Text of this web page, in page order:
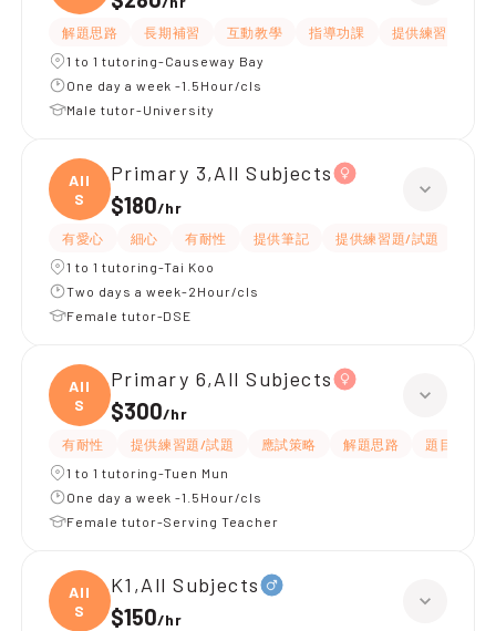
解題思路 長期補習 互動教學 指導功課
提供練習題/試題
1 to 1 tutoring-Causeway Bay
One day a week -1.5Hour/cls
Male tutor-University
All
S
Primary 3,All Subjects
$180/hr
有愛心 細心 有耐性 提供筆記 提供練習題/試題
1 to 1 tutoring-Tai Koo
Two days a week-2Hour/cls
Female tutor-DSE
All
S
Primary 6,All Subjects
$300/hr
有耐性 提供練習題/試題 應試策略 解題思路
題目講解
1 to 1 tutoring-Tuen Mun
One day a week -1.5Hour/cls
Female tutor-Serving Teacher
All
S
K1,All Subjects
$150/hr